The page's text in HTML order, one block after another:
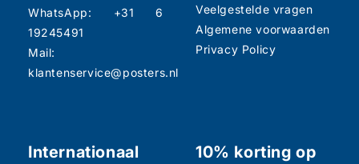
WhatsApp: +31 6
19245491
Mail:
klantenservice@posters.nl
Veelgestelde vragen
Algemene voorwaarden
Privacy Policy
Internationaal
10% korting op